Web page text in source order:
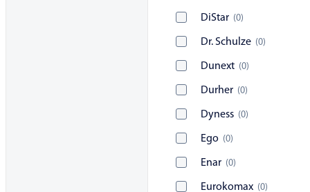
DiStar (0)
Dr. Schulze (0)
Dunext (0)
Durher (0)
Dyness (0)
Ego (0)
Enar (0)
Eurokomax (0)